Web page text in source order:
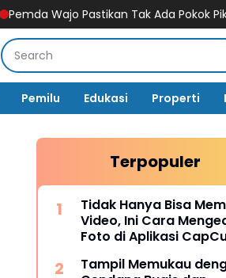
Pastikan Tak Ada Pokok Pikiran
Pemilu Edukasi Properti
Terpopuler
Tidak Hanya Bisa
Video, Ini Cara
Foto di Aplikasi
fiturnya
Tampil Memukau